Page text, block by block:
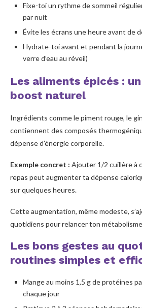
Fixe-toi un rythme de sommeil
par nuit
Évite les écrans une heure avant de
Hydrate-toi avant et pendant la
verre d’eau au réveil)
Les aliments épicés :
boost naturel
Ingrédients comme le piment rouge, le
contiennent des composés
dépense d’énergie corporelle.
Exemple concret : Ajouter 1/2 cuillère à
repas peut augmenter ta dépense
sur quelques heures.
Cette augmentation, même modeste,
quotidiens pour relancer ton
Les bons gestes au
routines simples et
Mange au moins 1,5 g de protéines
chaque jour